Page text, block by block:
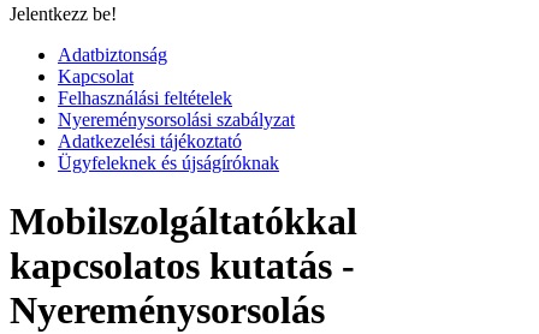
Jelentkezz be!
Adatbiztonság
Kapcsolat
Felhasználási feltételek
Nyereménysorsolási szabályzat
Adatkezelési tájékoztató
Ügyfeleknek és újságíróknak
Mobilszolgáltatókkal
kapcsolatos kutatás -
Nyereménysorsolás